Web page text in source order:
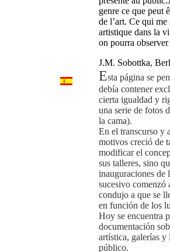
genre ce que peut
de l’art. Ce qui
artistique dans la
on pourra observer
J.M. Sobottka,
Esta página se
debía contener
cierta igualdad y
una serie de fotos
la cama).
En el transcurso y
motivos creció de
modificar el
sus talleres, sino
inauguraciones de
sucesivo comenzó
condujo a que se
en función de los
Hoy se encuentra
documentación
artística, galerías y
público.